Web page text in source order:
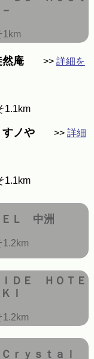
1km
庵 >> 詳細を
1.1km
ノや >> 詳細
1.1km
Ｌ 中洲
1.2km
ＩＤＥ ＨＯＴＥ
Ｉ
1.2km
ｒｙｓｔａｌ